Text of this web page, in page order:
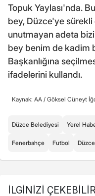
Topuk Yaylası'nda.
bey, Düzce'ye
unutmayan adeta
bey benim de kadim
Başkanlığına
ifadelerini kullandı.
Kaynak: AA / Göksel Cüneyt
Düzce Belediyesi Yerel
Fenerbahçe Futbol Düzce